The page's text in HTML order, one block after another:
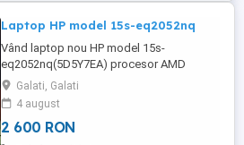
Laptop HP model 15s-eq2052nq
Vând laptop nou HP model 15s-
eq2052nq(5D5Y7EA) procesor AMD
RYZEN 5 5500 -12 cpu -2,1 ghz. RAM 16
GB. SSD 500 GB. folosit puțin de proba pe
YouTube . Îl vând pt că nu îl folosesc. Preț
2600 lei.
Galati, Galati
4 august
2 600 RON